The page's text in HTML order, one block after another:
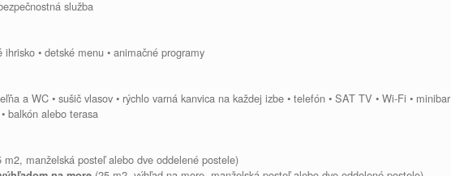
služba
ihrisko • detské menu • animačné programy
a WC • sušič vlasov • rýchlo varná kanvica na každej izbe • telefón • SAT TV • Wi-Fi • minibar
balkón alebo terasa
m2, manželská posteľ alebo dve oddelené postele)